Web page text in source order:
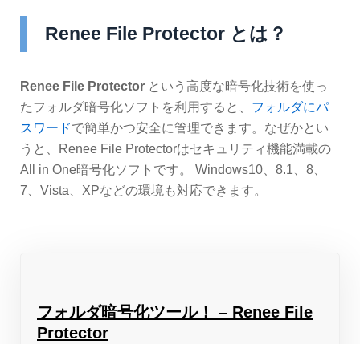
Renee File Protector とは？
Renee File Protector という高度な暗号化技術を使っ
たフォルダ暗号化ソフトを利用すると、 フォルダにパ
スワードで簡単かつ安全に管理できます。なぜかとい
うと、Renee File Protectorはセキュリティ機能満載の
All in One暗号化ソフトです。 Windows10、8.1、8、
7、Vista、XPなどの環境も対応できます。
フォルダ暗号化ツール！ – Renee File
Protector